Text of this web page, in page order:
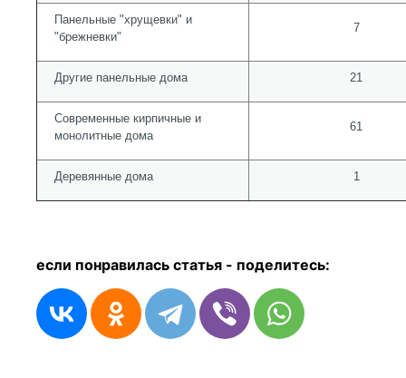
Панельные "хрущевки" и
"брежневки"
7
Другие панельные дома 21
Современные кирпичные и
монолитные дома
61
Деревянные дома 1
если понравилась статья - поделитесь: